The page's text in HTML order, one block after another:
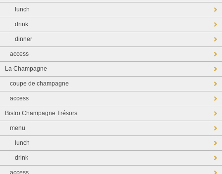
lunch
drink
dinner
access
La Champagne
coupe de champagne
access
Bistro Champagne Trésors
menu
lunch
drink